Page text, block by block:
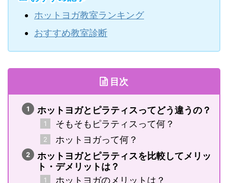
ホットヨガ教室ランキング
おすすめ教室診断
目次
ホットヨガとピラティスってどう違うの？
そもそもピラティスって何？
ホットヨガって何？
ホットヨガとピラティスを比較してメリッ
ト・デメリットは？
ホットヨガのメリットは？